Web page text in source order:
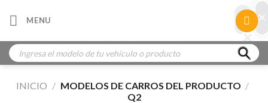
MENU
Búsqueda
de
productos
INICIO / MODELOS DE CARROS DEL PRODUCTO /
Q2
×
×
×
×